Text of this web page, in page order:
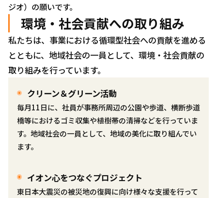
ジオ）の願いです。
環境・社会貢献への取り組み
私たちは、事業における循環型社会への貢献を進める
とともに、地域社会の一員として、環境・社会貢献の
取り組みを行っています。
クリーン＆グリーン活動
毎月11日に、社員が事務所周辺の公園や歩道、横断歩道
橋等におけるゴミ収集や植樹帯の清掃などを行っていま
す。地域社会の一員として、地域の美化に取り組んでい
ます。
イオン心をつなぐプロジェクト
東日本大震災の被災地の復興に向け様々な支援を行って